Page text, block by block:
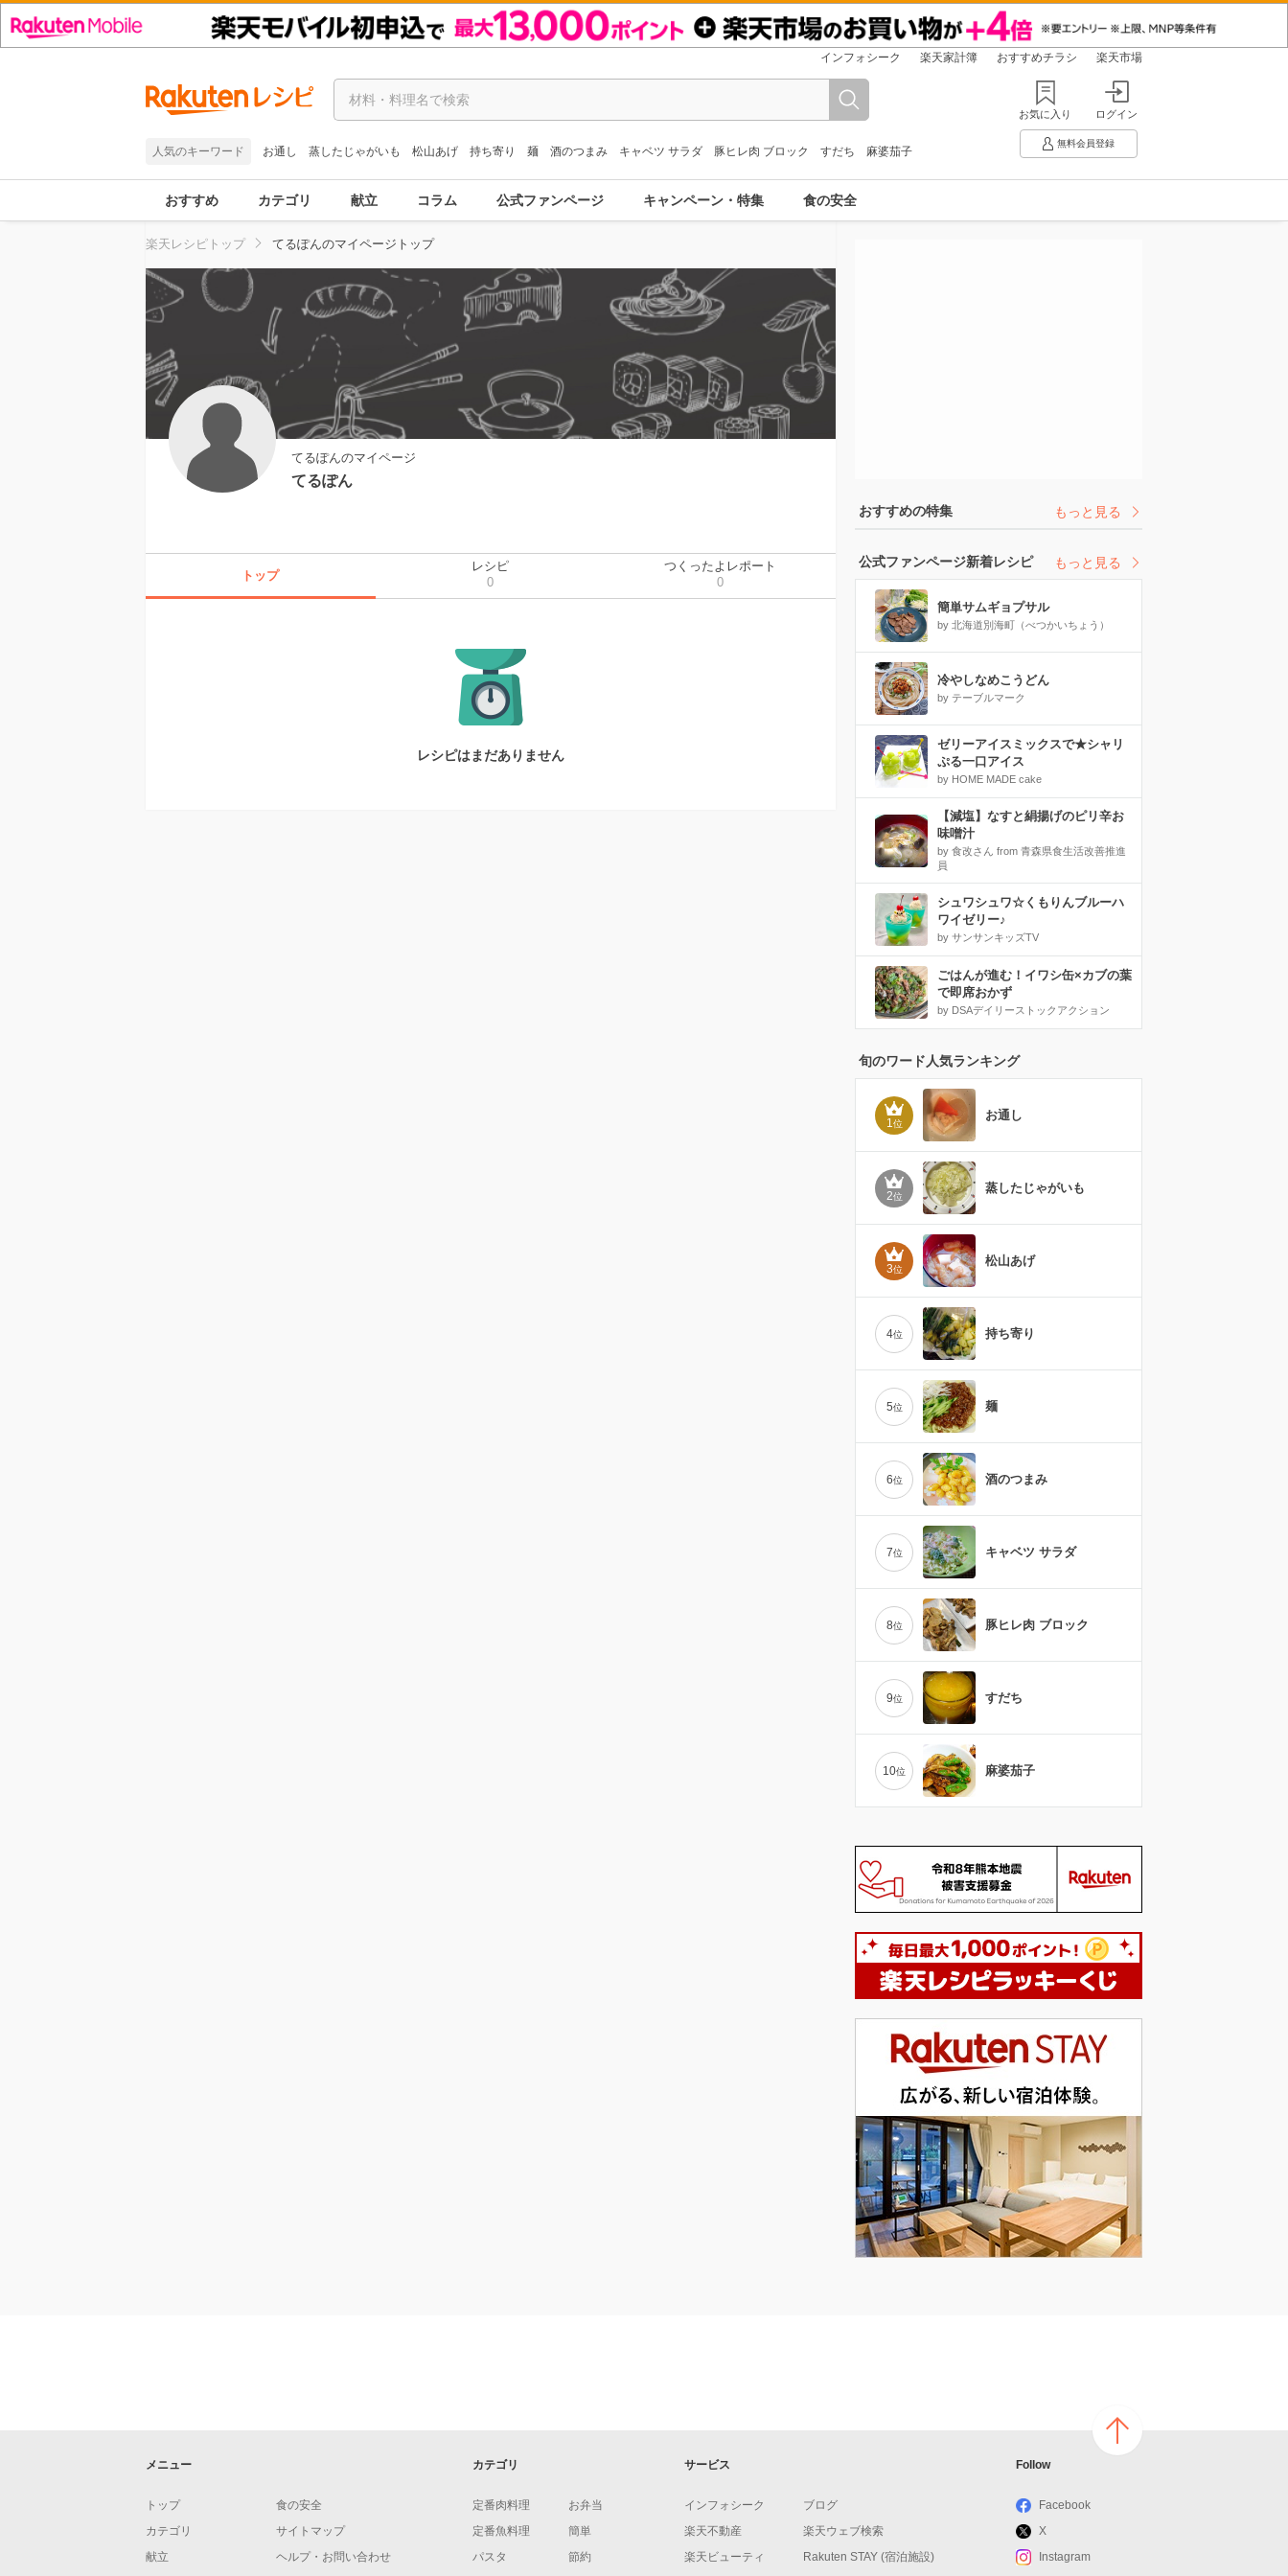
インフォシーク 楽天家計簿 おすすめチラシ 楽天市場
人気のキーワード お通し 蒸したじゃがいも 松山あげ 持ち寄り 麺 酒のつまみ キャベツ サラダ 豚ヒレ肉 ブロック すだち 麻婆茄子
お気に入り ログイン
無料会員登録
おすすめ カテゴリ 献立 コラム 公式ファンページ キャンペーン・特集 食の安全
楽天レシピトップ てるぽんのマイページトップ
てるぽんのマイページ
てるぽん
トップ
レシピ
0
つくったよレポート
0
レシピはまだありません
おすすめの特集 もっと見る
公式ファンページ新着レシピ もっと見る
簡単サムギョプサル
by 北海道別海町（べつかいちょう）
冷やしなめこうどん
by テーブルマーク
ゼリーアイスミックスで★シャリ
ぷる一口アイス
by HOME MADE cake
【減塩】なすと絹揚げのピリ辛お
味噌汁
by 食改さん from 青森県食生活改善推進
員
シュワシュワ☆くもりんブルーハ
ワイゼリー♪
by サンサンキッズTV
ごはんが進む！イワシ缶×カブの葉
で即席おかず
by DSAデイリーストックアクション
旬のワード人気ランキング
1位
お通し
2位
蒸したじゃがいも
3位
松山あげ
4位 持ち寄り
5位 麺
6位 酒のつまみ
7位 キャベツ サラダ
8位 豚ヒレ肉 ブロック
9位 すだち
10位 麻婆茄子
メニュー
トップ
カテゴリ
献立
食の安全
サイトマップ
ヘルプ・お問い合わせ
カテゴリ
定番肉料理
定番魚料理
パスタ
お弁当
簡単
節約
サービス
インフォシーク
楽天不動産
楽天ビューティ
ブログ
楽天ウェブ検索
Rakuten STAY (宿泊施設)
Follow
Facebook
X
Instagram